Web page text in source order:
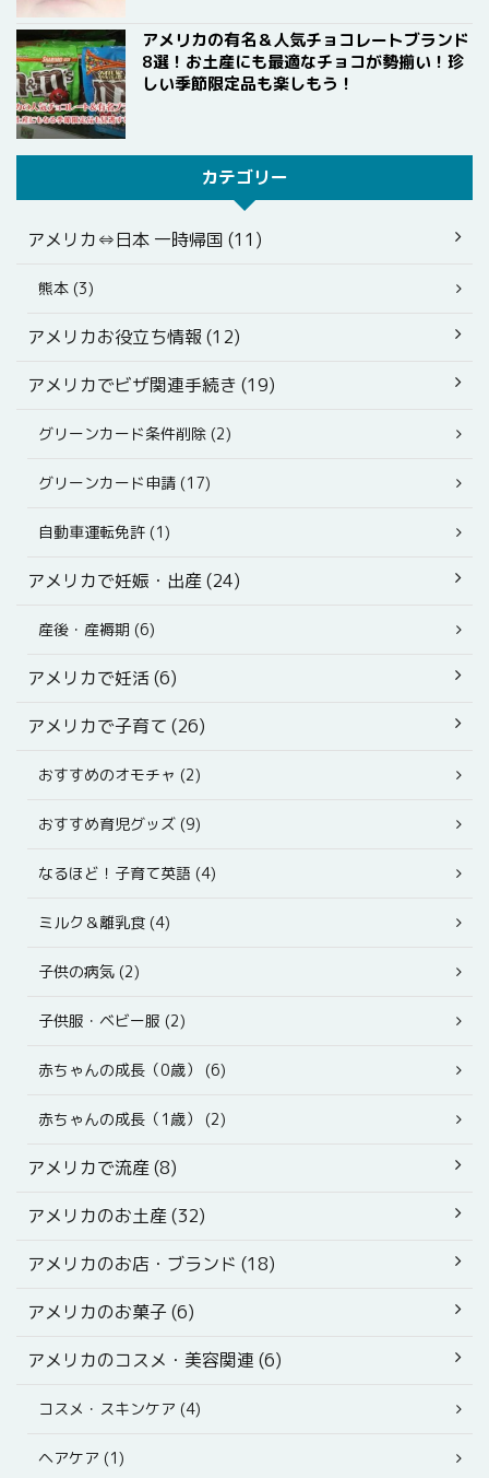
アメリカの有名＆人気チョコレートブランド
8選！お土産にも最適なチョコが勢揃い！珍
しい季節限定品も楽しもう！
カテゴリー
アメリカ⇔日本 一時帰国 (11)
熊本 (3)
アメリカお役立ち情報 (12)
アメリカでビザ関連手続き (19)
グリーンカード条件削除 (2)
グリーンカード申請 (17)
自動車運転免許 (1)
アメリカで妊娠・出産 (24)
産後・産褥期 (6)
アメリカで妊活 (6)
アメリカで子育て (26)
おすすめのオモチャ (2)
おすすめ育児グッズ (9)
なるほど！子育て英語 (4)
ミルク＆離乳食 (4)
子供の病気 (2)
子供服・ベビー服 (2)
赤ちゃんの成長（0歳） (6)
赤ちゃんの成長（1歳） (2)
アメリカで流産 (8)
アメリカのお土産 (32)
アメリカのお店・ブランド (18)
アメリカのお菓子 (6)
アメリカのコスメ・美容関連 (6)
コスメ・スキンケア (4)
ヘアケア (1)